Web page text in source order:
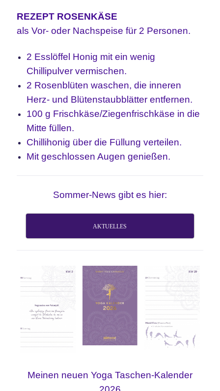
REZEPT ROSENKÄSE
als Vor- oder Nachspeise für 2 Personen.
2 Esslöffel Honig mit ein wenig
Chillipulver vermischen.
2 Rosenblüten waschen, die inneren
Herz- und Blütenstaubblätter entfernen.
100 g Frischkäse/Ziegenfrischkäse in die
Mitte füllen.
Chillihonig über die Füllung verteilen.
Mit geschlossen Augen genießen.
Sommer-News gibt es hier:
AKTUELLES
Meinen neuen Yoga Taschen-Kalender